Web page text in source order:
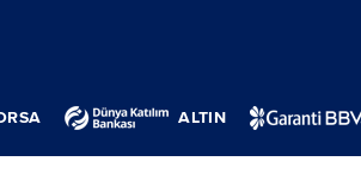
ALTIN